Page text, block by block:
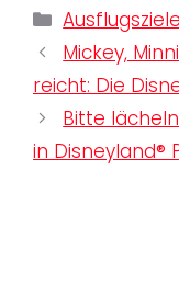
Kategorien
Mickey,
reicht: Die
Bitte
in Disneyland®